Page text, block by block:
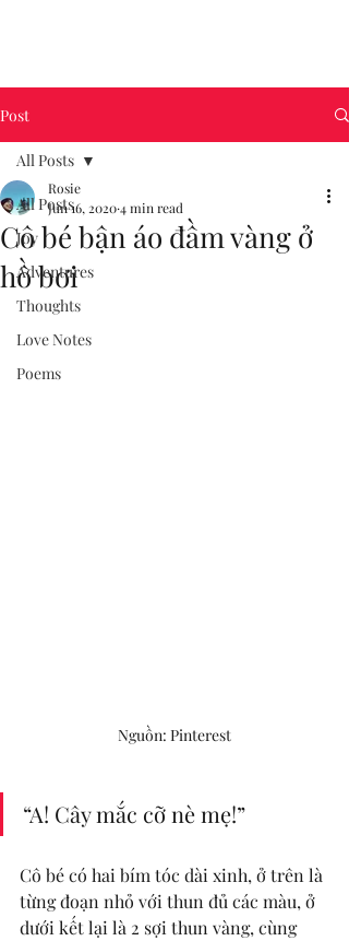
Post
All Posts
Joy
Adventures
Thoughts
Love Notes
Poems
All Posts
Cô bé bận áo đầm vàng ở
hồ bơi
Rosie
Jun 16, 20204 min read
Nguồn: Pinterest
“A! Cây mắc cỡ nè mẹ!”
Cô bé có hai bím tóc dài xinh, ở trên là
từng đoạn nhỏ với thun đủ các màu, ở
dưới kết lại là 2 sợi thun vàng, cùng